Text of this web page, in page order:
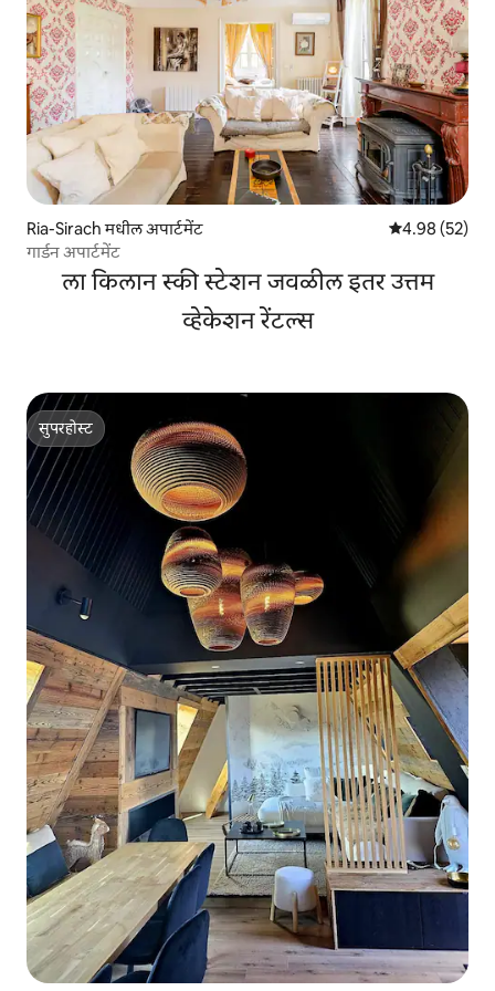
Ria-Sirach मधील अपार्टमेंट 5 पैकी 4.98
4.98 (52)
गार्डन अपार्टमेंट
ला किलान स्की स्टेशन जवळील इतर उत्तम
व्हेकेशन रेंटल्स
सुपरहोस्ट
सुपरहोस्ट